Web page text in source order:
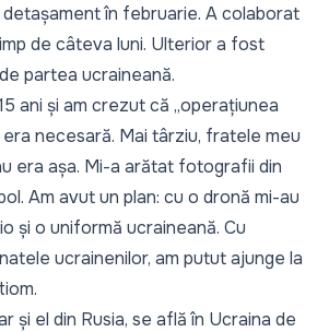
în februarie. A colaborat
de câteva luni. Ulterior a fost
partea ucraineană.
ani și am crezut că „operațiunea
era necesară. Mai târziu, fratele meu
era așa. Mi-a arătat fotografii din
Am avut un plan: cu o dronă mi-au
și o uniformă ucraineană. Cu
ucrainenilor, am putut ajunge la
și el din Rusia, se află în Ucraina de